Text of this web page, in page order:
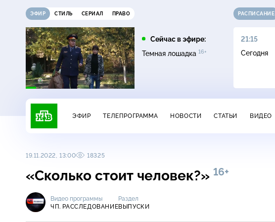
ЭФИР СТИЛЬ СЕРИАЛ ПРАВО
Сейчас в эфире:
Темная лошадка 16+
РАСПИСАНИЕ
16:00
Сегодня
17:00
Невский. Чужой среди
21:15
Сегодня
ЭФИР ТЕЛЕПРОГРАММА НОВОСТИ СТАТЬИ ВИДЕО
19.11.2022, 13:00 18325
«Сколько стоит человек?» 16+
Видео программы
ЧП. РАССЛЕДОВАНИЕ
Раздел
ВЫПУСКИ